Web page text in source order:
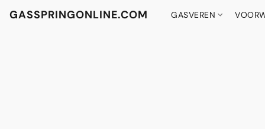
GASSPRINGONLINE.COM GASVEREN